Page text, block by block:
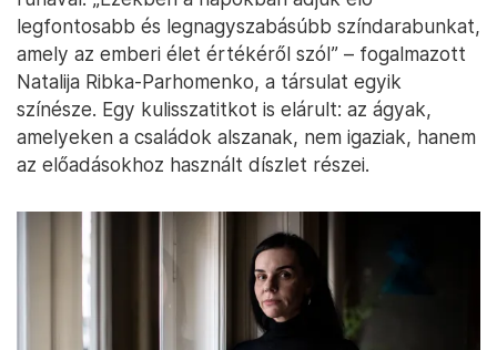
legfontosabb és legnagyszabásúbb színdarabunkat,
amely az emberi élet értékéről szól” – fogalmazott
Natalija Ribka-Parhomenko, a társulat egyik
színésze. Egy kulisszatitkot is elárult: az ágyak,
amelyeken a családok alszanak, nem igaziak, hanem
az előadásokhoz használt díszlet részei.